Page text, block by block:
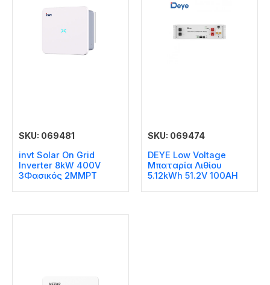
SKU: 069481
invt Solar On Grid
Inverter 8kW 400V
3Φασικός 2MMPT
SKU: 069474
DEYE Low Voltage
Μπαταρία Λιθίου
5.12kWh 51.2V 100AH